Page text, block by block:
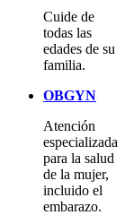
Cuide de
todas las
edades de su
familia.
OBGYN
Atención
especializada
para la salud
de la mujer,
incluido el
embarazo.